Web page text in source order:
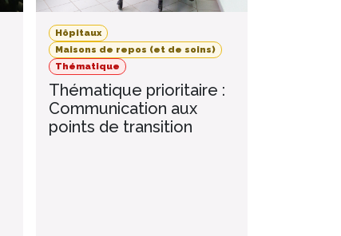
Hôpitaux
Maisons de repos (et de soins)
Thématique
Thématique prioritaire :
Communication aux
points de transition